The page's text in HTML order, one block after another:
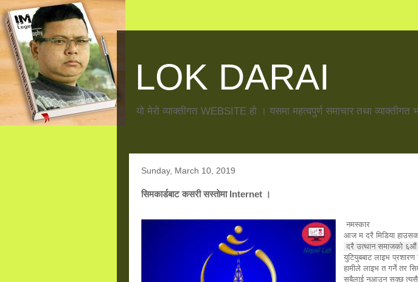
LOK DARAI
यो मेराे व्याक्तीगत WEBSITE हाे । यसमा महत्वपुर्ण समाचार तथा व्याक्तीगत
Sunday, March 10, 2019
सिमकार्डबाट कसरी सस्ताेमा Internet ।
नमस्कार
आज म दरै मिडिया
दरै उत्थान समाजको ६औं
युटियुबबाट लाइभ प्रशारण
हामीले लाइभ त गर्ने तर
सबैलाई नआउन सक्छ